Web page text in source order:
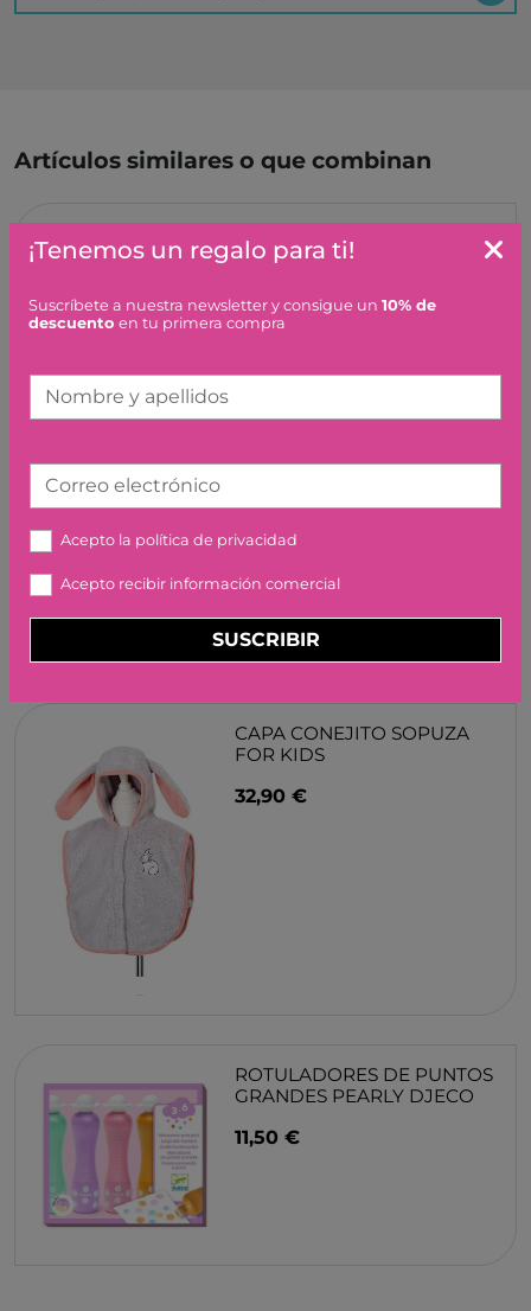
Artículos similares o que combinan
CIERVO RAVENSBURGER
34,99 €
ANIMALES (FORMATO CAJA
IMAGILAND
11,95 €
CAPA CONEJITO SOPUZA
FOR KIDS
32,90 €
ROTULADORES DE PUNTOS
GRANDES PEARLY DJECO
11,50 €
¡Tenemos un regalo para ti!
Suscríbete a nuestra newsletter y consigue un 10% de
descuento en tu primera compra
Nombre y apellidos
Correo electrónico
Acepto la política de privacidad
Acepto recibir información comercial
SUSCRIBIR